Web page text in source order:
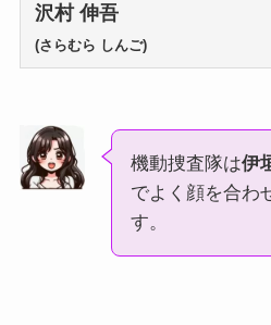
沢村 伸吾
(さらむら しんご)
機動捜査隊は伊
でよく顔を合わ
す。